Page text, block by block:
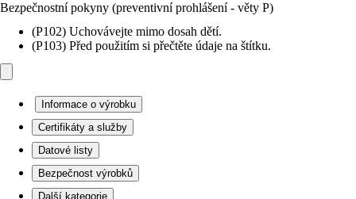
Bezpečnostní pokyny (preventivní prohlášení - věty P)
(P102) Uchovávejte mimo dosah dětí.
(P103) Před použitím si přečtěte údaje na štítku.
Informace o výrobku
Certifikáty a služby
Datové listy
Bezpečnost výrobků
Další kategorie